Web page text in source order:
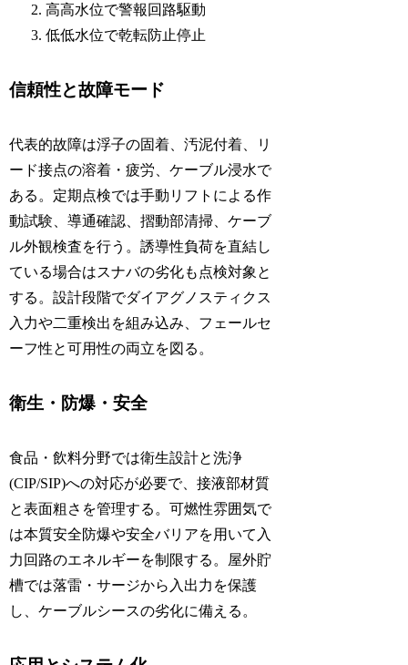
高高水位で警報回路駆動
低低水位で乾転防止停止
信頼性と故障モード
代表的故障は浮子の固着、汚泥付着、リ
ード接点の溶着・疲労、ケーブル浸水で
ある。定期点検では手動リフトによる作
動試験、導通確認、摺動部清掃、ケーブ
ル外観検査を行う。誘導性負荷を直結し
ている場合はスナバの劣化も点検対象と
する。設計段階でダイアグノスティクス
入力や二重検出を組み込み、フェールセ
ーフ性と可用性の両立を図る。
衛生・防爆・安全
食品・飲料分野では衛生設計と洗浄
(CIP/SIP)への対応が必要で、接液部材質
と表面粗さを管理する。可燃性雰囲気で
は本質安全防爆や安全バリアを用いて入
力回路のエネルギーを制限する。屋外貯
槽では落雷・サージから入出力を保護
し、ケーブルシースの劣化に備える。